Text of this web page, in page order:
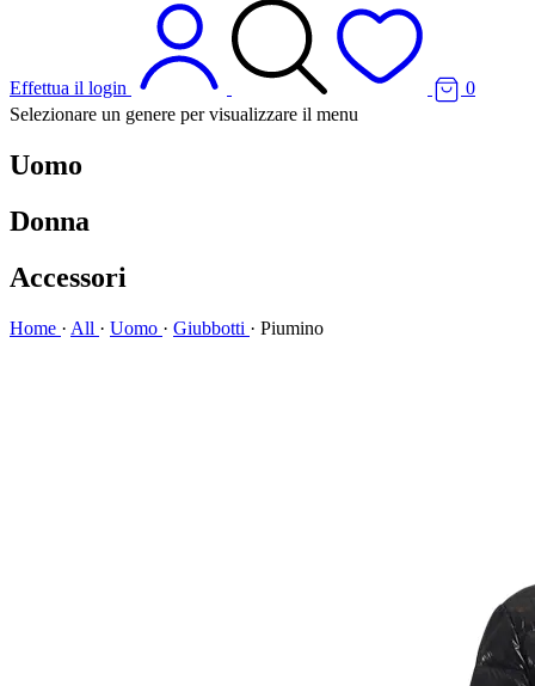
Effettua il login
0
Selezionare un genere per visualizzare il menu
Uomo
Donna
Accessori
Home · All · Uomo · Giubbotti · Piumino